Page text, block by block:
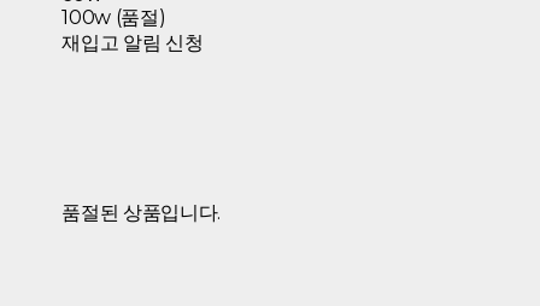
100w (품절)
재입고 알림 신청
품절된 상품입니다.